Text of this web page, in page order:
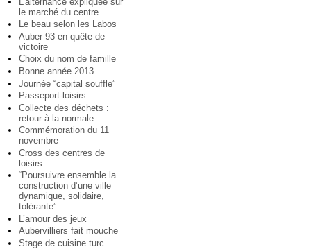
le marché du centre
Le beau selon les Labos
Auber 93 en quête de
victoire
Choix du nom de famille
Bonne année 2013
Journée “capital souffle”
Passeport-loisirs
Collecte des déchets :
retour à la normale
Commémoration du 11
novembre
Cross des centres de
loisirs
“Poursuivre ensemble la
construction d’une ville
dynamique, solidaire,
tolérante”
L’amour des jeux
Aubervilliers fait mouche
Stage de cuisine turc